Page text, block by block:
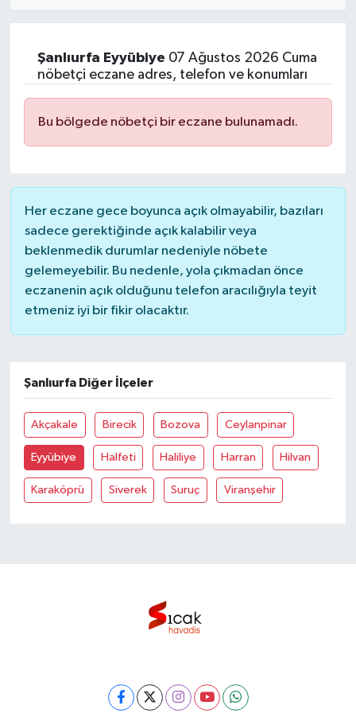
Şanlıurfa Eyyübiye 07 Ağustos 2026 Cuma
nöbetçi eczane adres, telefon ve konumları
Bu bölgede nöbetçi bir eczane bulunamadı.
Her eczane gece boyunca açık olmayabilir, bazıları
sadece gerektiğinde açık kalabilir veya
beklenmedik durumlar nedeniyle nöbete
gelemeyebilir. Bu nedenle, yola çıkmadan önce
eczanenin açık olduğunu telefon aracılığıyla teyit
etmeniz iyi bir fikir olacaktır.
Şanlıurfa Diğer İlçeler
Akçakale Birecik Bozova Ceylanpinar
Eyyübiye Halfeti Haliliye Harran Hilvan
Karaköprü Siverek Suruç Viranşehir
Sağlık
Magazin
Gündem
Kültür & Sanat
Teknoloji
Bilim
Bilim, Teknoloji